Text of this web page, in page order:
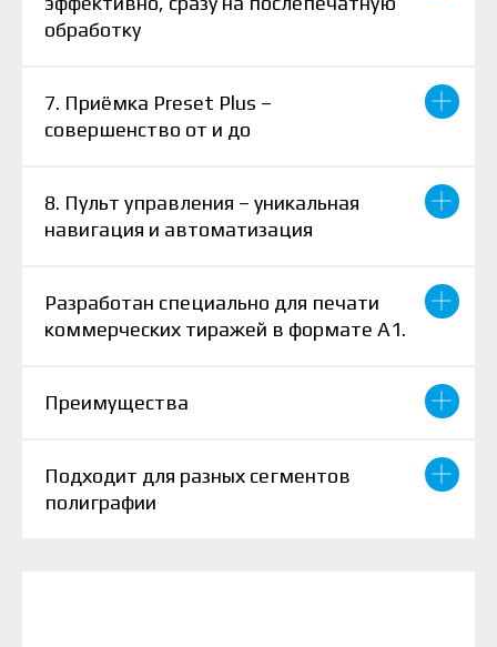
обработку
7. Приёмка Preset Plus –
совершенство от и до
8. Пульт управления – уникальная
навигация и автоматизация
Разработан специально для печати
коммерческих тиражей в формате А1.
Преимущества
Подходит для разных сегментов
полиграфии